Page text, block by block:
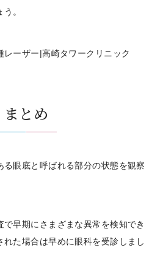
。
レーザー|高崎タワークリニック
まとめ
る眼底と呼ばれる部分の状態を観察
早期にさまざまな異常を検知でき
た場合は早めに眼科を受診しまし